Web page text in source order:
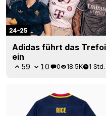
Adidas führt das
ein
59 10 0 18.5K 1 Std.